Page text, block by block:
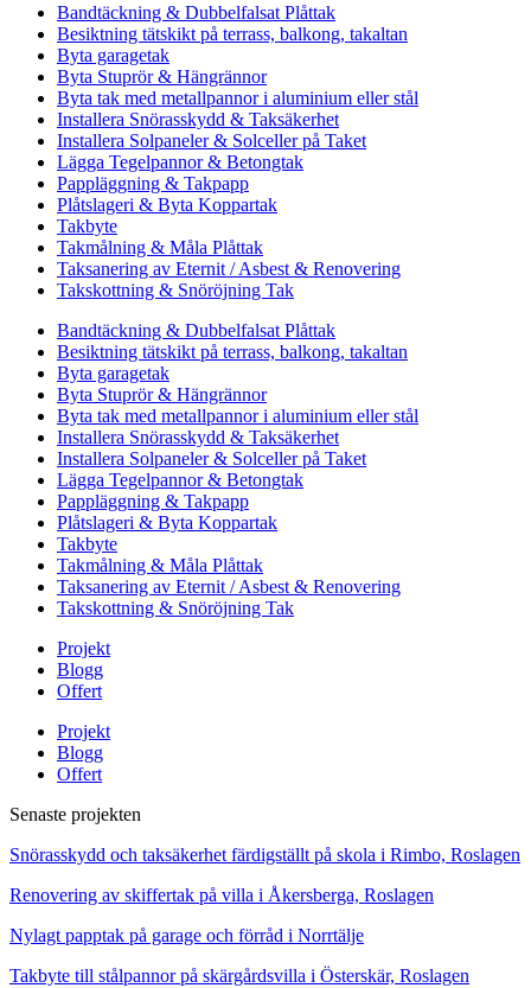
Bandtäckning & Dubbelfalsat Plåttak
Besiktning tätskikt på terrass, balkong, takaltan
Byta garagetak
Byta Stuprör & Hängrännor
Byta tak med metallpannor i aluminium eller stål
Installera Snörasskydd & Taksäkerhet
Installera Solpaneler & Solceller på Taket
Lägga Tegelpannor & Betongtak
Pappläggning & Takpapp
Plåtslageri & Byta Koppartak
Takbyte
Takmålning & Måla Plåttak
Taksanering av Eternit / Asbest & Renovering
Takskottning & Snöröjning Tak
Bandtäckning & Dubbelfalsat Plåttak
Besiktning tätskikt på terrass, balkong, takaltan
Byta garagetak
Byta Stuprör & Hängrännor
Byta tak med metallpannor i aluminium eller stål
Installera Snörasskydd & Taksäkerhet
Installera Solpaneler & Solceller på Taket
Lägga Tegelpannor & Betongtak
Pappläggning & Takpapp
Plåtslageri & Byta Koppartak
Takbyte
Takmålning & Måla Plåttak
Taksanering av Eternit / Asbest & Renovering
Takskottning & Snöröjning Tak
Projekt
Blogg
Offert
Projekt
Blogg
Offert
Senaste projekten
Snörasskydd och taksäkerhet färdigställt på skola i Rimbo, Roslagen
Renovering av skiffertak på villa i Åkersberga, Roslagen
Nylagt papptak på garage och förråd i Norrtälje
Takbyte till stålpannor på skärgårdsvilla i Österskär, Roslagen